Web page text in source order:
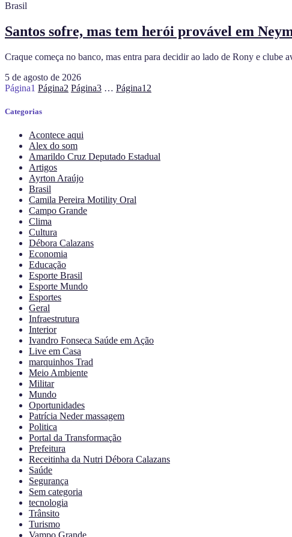
Brasil
Santos sofre, mas tem herói provável em
Craque começa no banco, mas entra para decidir ao lado de Rony e clube
5 de agosto de 2026
Página1 Página2 Página3 … Página12
Categorias
Acontece aqui
Alex do som
Amarildo Cruz Deputado Estadual
Artigos
Ayrton Araújo
Brasil
Camila Pereira Motility Oral
Campo Grande
Clima
Cultura
Débora Calazans
Economia
Educação
Esporte Brasil
Esporte Mundo
Esportes
Geral
Infraestrutura
Interior
Ivandro Fonseca Saúde em Ação
Live em Casa
marquinhos Trad
Meio Ambiente
Militar
Mundo
Oportunidades
Patrícia Neder massagem
Politica
Portal da Transformação
Prefeitura
Receitinha da Nutri Débora Calazans
Saúde
Segurança
Sem categoria
tecnologia
Trânsito
Turismo